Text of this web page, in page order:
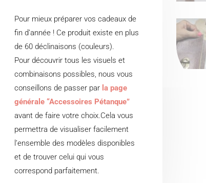
prix :
55,00€
à
60,00€
Pour mieux préparer vos cadeaux de
fin d’année ! Ce produit existe en plus
de 60 déclinaisons (couleurs).
Pour découvrir tous les visuels et
combinaisons possibles, nous vous
conseillons de passer par la page
générale “Accessoires Pétanque”
avant de faire votre choix.Cela vous
permettra de visualiser facilement
l’ensemble des modèles disponibles
et de trouver celui qui vous
correspond parfaitement.